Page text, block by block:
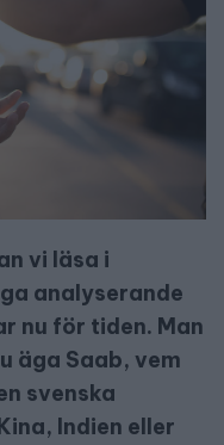
vi läsa i
analyserande
nu för tiden. Man
äga Saab, vem
svenska
Indien eller